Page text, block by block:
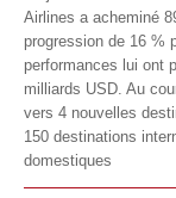
Airlines a acheminé
progression de 16 %
performances lui ont
milliards USD. Au
vers 4 nouvelles
150 destinations
domestiques